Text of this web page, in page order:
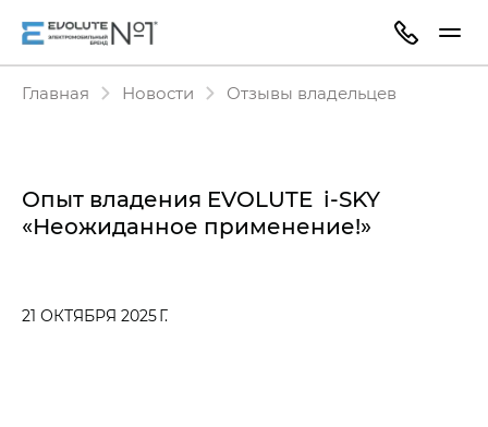
Главная Новости Отзывы владельцев
Опыт владения EVOLUTE i‑SKY
«Неожиданное применение!»
21 ОКТЯБРЯ 2025 Г.